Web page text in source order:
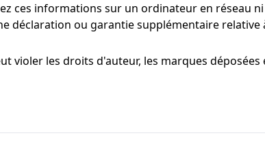
ces informations sur un ordinateur en réseau
déclaration ou garantie supplémentaire relative
violer les droits d'auteur, les marques